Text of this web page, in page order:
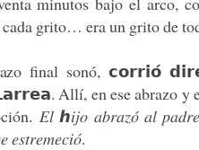
cada grito… era un grito de
final sonó, 𝗰𝗼𝗿𝗿𝗶𝗼́
Allí, en ese abrazo y
𝐸𝑙 ℎ𝑖𝑗𝑜 𝑎𝑏𝑟𝑎𝑧𝑜́ 𝑎𝑙
𝑒𝑠𝑡𝑟𝑒𝑚𝑒𝑐𝑖𝑜́.